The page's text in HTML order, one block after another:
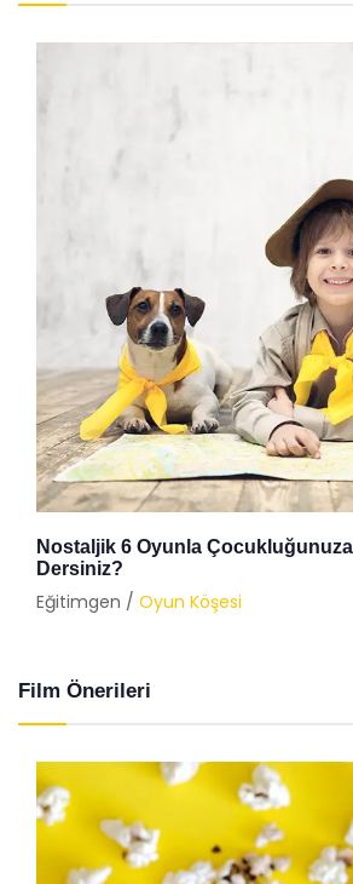
Nostaljik 6 Oyunla
Dersiniz?
Eğitimgen / Oyun Köşesi
Film Önerileri